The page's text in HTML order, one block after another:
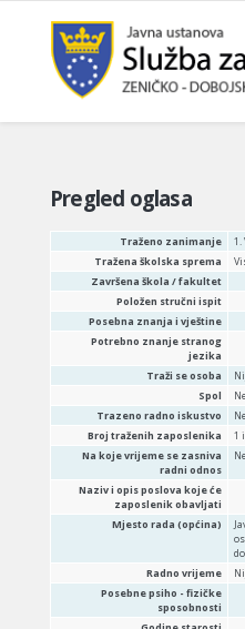
Pregled oglasa
Traženo zanimanje
1.
Tražena školska sprema
Završena škola / fakultet
Položen stručni ispit
Posebna znanja i vještine
Potrebno znanje stranog
jezika
Traži se osoba
Spol
Trazeno radno iskustvo
Broj traženih zaposlenika
1
Na koje vrijeme se zasniva
radni odnos
Naziv i opis poslova koje će
zaposlenik obavljati
Mjesto rada (općina)
Radno vrijeme
Posebne psiho - fizičke
sposobnosti